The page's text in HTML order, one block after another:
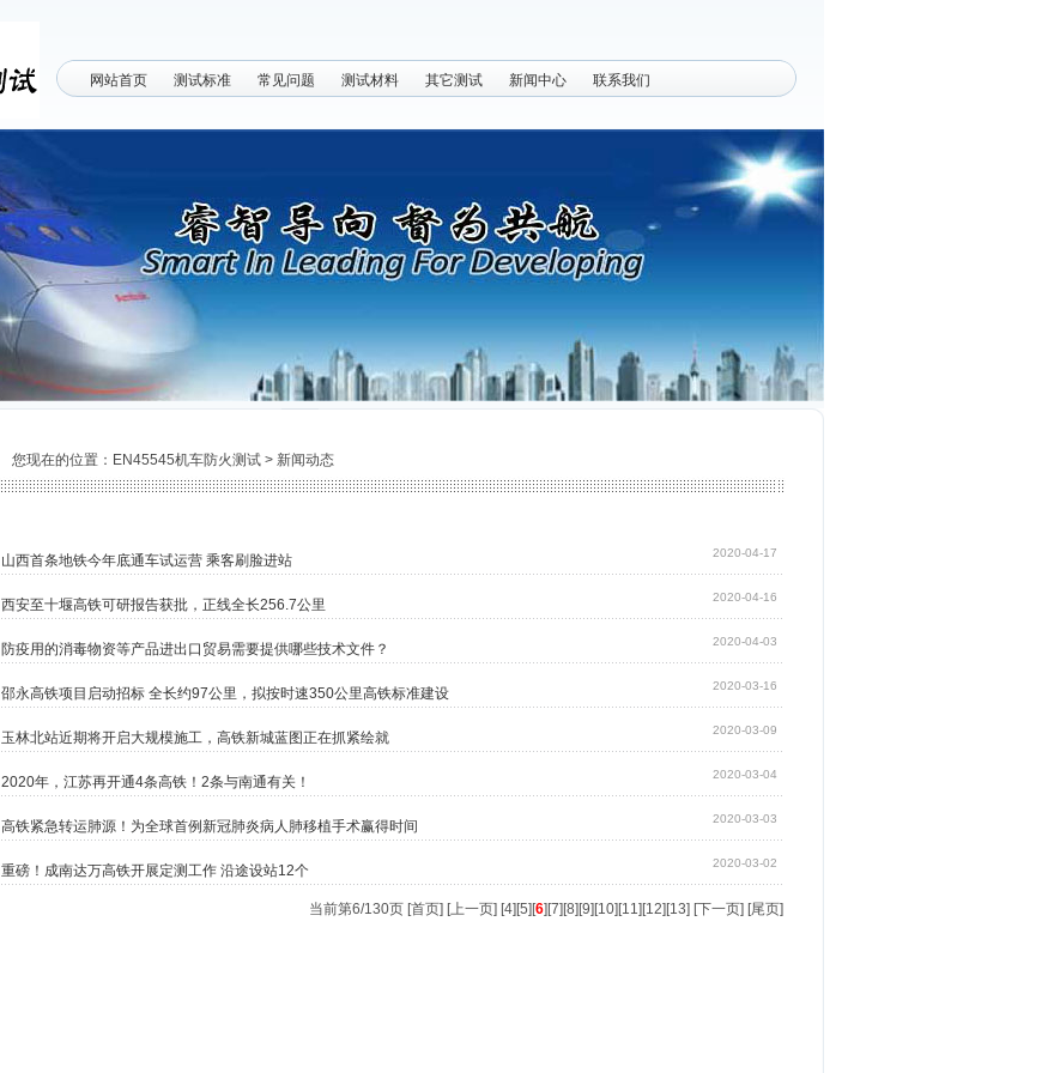
网站首页 测试标准 常见问题 测试材料 其它测试 新闻中心 联系我们
您现在的位置： EN45545机车防火测试 > 新闻动态
山西首条地铁今年底通车试运营 乘客刷脸进站 2020-04-17
西安至十堰高铁可研报告获批，正线全长256.7公里 2020-04-16
防疫用的消毒物资等产品进出口贸易需要提供哪些技术文件？ 2020-04-03
邵永高铁项目启动招标 全长约97公里，拟按时速350公里高铁标准建设 2020-03-16
玉林北站近期将开启大规模施工，高铁新城蓝图正在抓紧绘就 2020-03-09
2020年，江苏再开通4条高铁！2条与南通有关！ 2020-03-04
高铁紧急转运肺源！为全球首例新冠肺炎病人肺移植手术赢得时间 2020-03-03
重磅！成南达万高铁开展定测工作 沿途设站12个 2020-03-02
当前第6/130页 [首页] [上一页] [4][5][6][7][8][9][10][11][12][13] [下一页] [尾页]